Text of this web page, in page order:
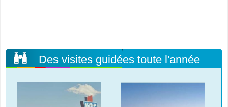
Des visites guidées toute l'année